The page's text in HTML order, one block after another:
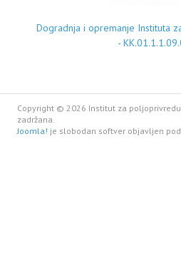
Dogradnja i opremanje Instituta
-
Copyright © 2026 Institut za
zadržana.
Joomla! je slobodan softver objavljen pod